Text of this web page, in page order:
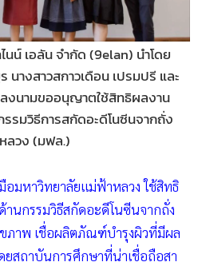
น์ เอลัน จำกัด (9elan) นำโดย
างสาวสกาวเดือน เปรมปรี และ
ลงนามขออนุญาตใช้สิทธิผลงาน
มวิธีการสกัดอะดีโนซีนจากถั่ง
ลวง (มฟล.)
อมหาวิทยาลัยแม่ฟ้าหลวง ใช้สิทธิ
นกรรมวิธีสกัดอะดีโนซีนจากถั่ง
ภาพ เชื่อผลิตภัณฑ์บำรุงผิวที่มีผล
ยสถาบันการศึกษาที่น่าเชื่อถือสา